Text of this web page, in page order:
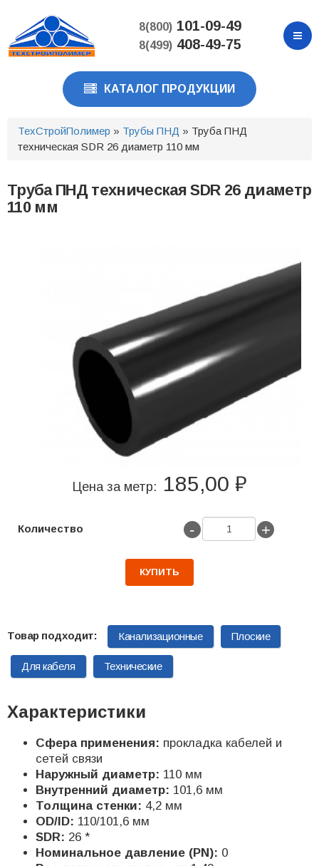
основному
содержанию
8(800)101-09-49
8(499)408-49-75
КАТАЛОГ ПРОДУКЦИИ
ТехСтройПолимер » Трубы ПНД » Труба ПНД
техническая SDR 26 диаметр 110 мм
Труба ПНД техническая SDR 26 диаметр
110 мм
Цена за метр: 185,00 ₽
Количество - +
КУПИТЬ
Канализационные Плоские
Для кабеля Технические
Характеристики
Сфера применения: прокладка кабелей и
сетей связи
Наружный диаметр: 110 мм
Внутренний диаметр: 101,6 мм
Толщина стенки: 4,2 мм
OD/ID: 110/101,6 мм
SDR: 26 *
Номинальное давление (PN): 0